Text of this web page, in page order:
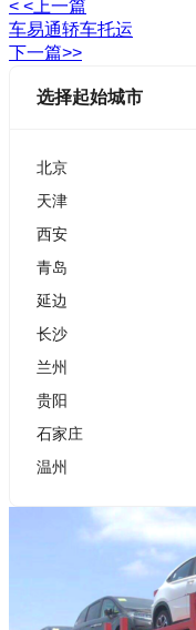
< <上一篇
车易通轿车托运
下一篇>>
选择起始城市
北京
天津
西安
青岛
延边
长沙
兰州
贵阳
石家庄
温州